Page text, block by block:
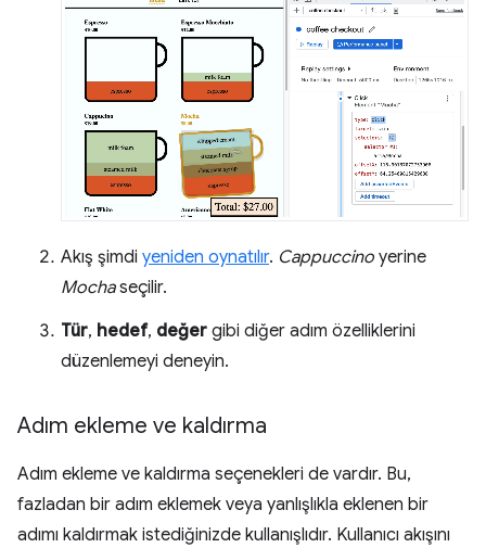
Akış şimdi yeniden oynatılır. Cappuccino yerine
Mochaseçilir.
Tür, hedef, değer gibi diğer adım özelliklerini
düzenlemeyi deneyin.
Adım ekleme ve kaldırma
Adım ekleme ve kaldırma seçenekleri de vardır. Bu,
fazladan bir adım eklemek veya yanlışlıkla eklenen bir
adımı kaldırmak istediğinizde kullanışlıdır. Kullanıcı akışını